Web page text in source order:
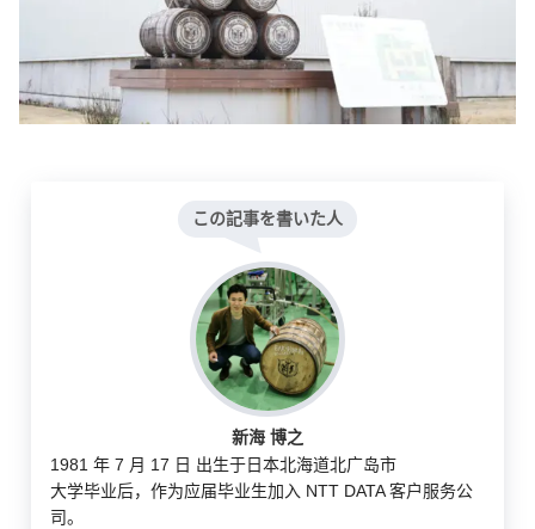
この記事を書いた人
新海 博之
1981 年 7 月 17 日 出生于日本北海道北广岛市
大学毕业后，作为应届毕业生加入 NTT DATA 客户服务公
司。